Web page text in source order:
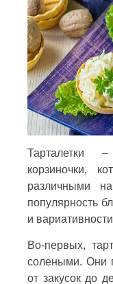
Тарталетки
корзиночки,
различными
популярность
и
Во-первых,
солеными. Они
от закусок до